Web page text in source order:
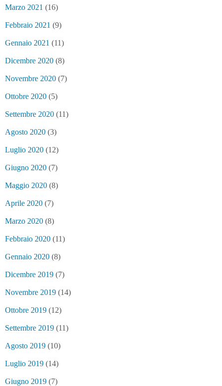
Marzo 2021 (16)
Febbraio 2021 (9)
Gennaio 2021 (11)
Dicembre 2020 (8)
Novembre 2020 (7)
Ottobre 2020 (5)
Settembre 2020 (11)
Agosto 2020 (3)
Luglio 2020 (12)
Giugno 2020 (7)
Maggio 2020 (8)
Aprile 2020 (7)
Marzo 2020 (8)
Febbraio 2020 (11)
Gennaio 2020 (8)
Dicembre 2019 (7)
Novembre 2019 (14)
Ottobre 2019 (12)
Settembre 2019 (11)
Agosto 2019 (10)
Luglio 2019 (14)
Giugno 2019 (7)